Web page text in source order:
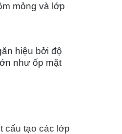
mỏng và lớp
hiệu bởi độ
như ốp mặt
cấu tạo các lớp